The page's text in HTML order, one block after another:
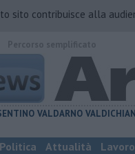
sito contribuisce alla
VALDARNO
Politica Attualità Lavoro